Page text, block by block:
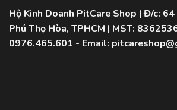
Hộ Kinh Doanh PitCare Shop | Đ/c: 64
Phú Thọ Hòa, TPHCM | MST:
0976.465.601 - Email: